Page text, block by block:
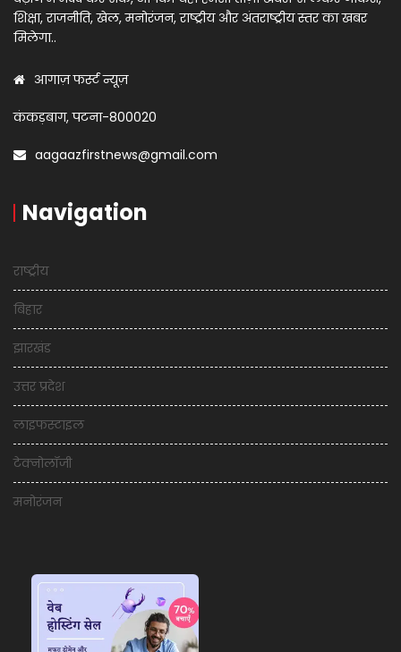
शिक्षा, राजनीति, खेल, मनोरंजन, राष्ट्रीय और अंतराष्ट्रीय स्तर का खबर
मिलेगा..
आगाज़ फर्स्ट न्यूज़
कंकड़बाग, पटना-800020
aagaazfirstnews@gmail.com
Navigation
राष्ट्रीय
बिहार
झारखंड
उत्तर प्रदेश
लाइफस्टाइल
टेक्नोलॉजी
मनोरंजन